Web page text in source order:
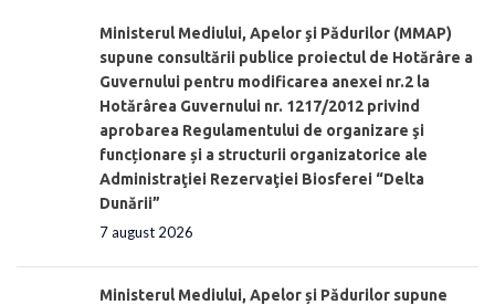
Ministerul Mediului, Apelor şi Pădurilor (MMAP)
supune consultării publice proiectul de Hotărâre a
Guvernului pentru modificarea anexei nr.2 la
Hotărârea Guvernului nr. 1217/2012 privind
aprobarea Regulamentului de organizare şi
funcționare și a structurii organizatorice ale
Administraţiei Rezervaţiei Biosferei “Delta
Dunării”
7 august 2026
Ministerul Mediului, Apelor și Pădurilor supune